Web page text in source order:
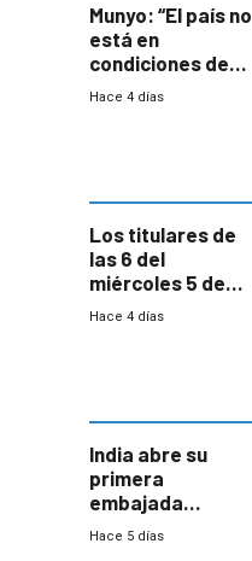
Munyo: “El país no
está en
condiciones de
enfrentar una
Hace 4 días
Los titulares de
las 6 del
miércoles 5 de
agosto de 2026
Hace 4 días
India abre su
primera
embajada
residente en
Hace 5 días